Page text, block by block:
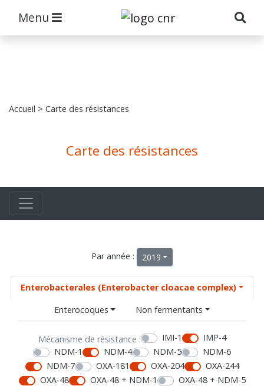
Menu
Accueil > Carte des résistances
Carte des résistances
Par année : 2019
Enterobacterales (Enterobacter cloacae complex)
Enterocoques
Non fermentants
Mécanisme de résistance : IMI-1
IMP-4
NDM-1
NDM-4 NDM-5
NDM-6
NDM-7
OXA-181 OXA-204
OXA-244
OXA-48
OXA-48 + NDM-1
OXA-48 + NDM-5